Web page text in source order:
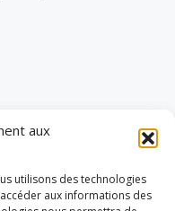
aux
utilisons des technologies
aux informations des